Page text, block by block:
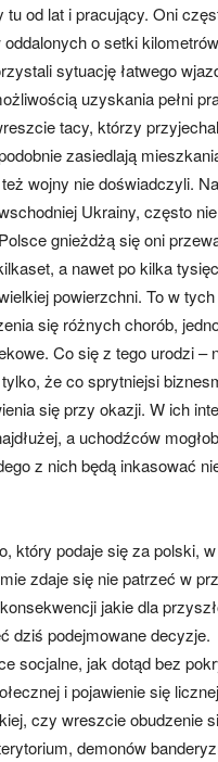
tu od lat i pracujący. Oni
o setki
sytuację łatwego
uzyskania pełni
tacy, którzy
zasiedlają
wojny nie doświadczyli.
Ukrainy, często
gnieżdżą się oni
a nawet po kilka
powierzchni. To w
się różnych chorób,
Co się z tego urodzi –
że co sprytniejsi
się przy okazji. W ich
a uchodźców
z nich będą inkasować
który podaje się za polski,
zdaje się nie patrzeć w
jakie dla
dziś podejmowane decyzje.
socjalne, jak dotąd bez
i pojawienie się licznej
czy wreszcie obudzenie
demonów